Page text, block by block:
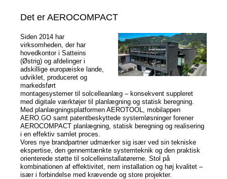
Ekspertise
Kontakt
Nyheder
Nyheder
Newsletter
Jobs/Studier
Det er AEROCOMPACT
Siden 2014 har
virksomheden, der har
hovedkontor i Satteins
(Østrig) og afdelinger i
adskillige europæiske lande,
udviklet, produceret og
markedsført
montagesystemer til solcelleanlæg – konsekvent suppleret
med digitale værktøjer til planlægning og statisk beregning.
Med planlægningsplatformen AEROTOOL, mobilappen
AERO.GO samt patentbeskyttede systemløsninger forener
AEROCOMPACT planlægning, statisk beregning og realisering
i en effektiv samlet proces.
Vores nye brandpartner udmærker sig især ved sin tekniske
ekspertise, den gennemtænkte systemteknik og den praktisk
orienterede støtte til solcelleinstallatørerne. Stol på
kombinationen af effektivitet, nem installation og høj kvalitet –
især i forbindelse med krævende og store projekter.